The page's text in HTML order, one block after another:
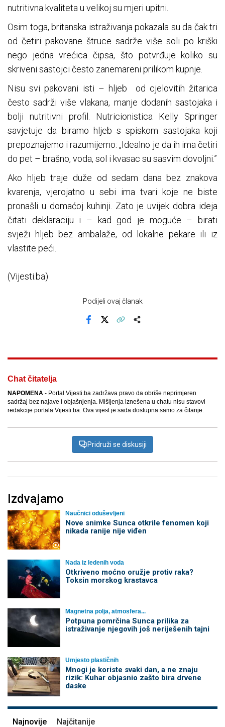
nutritivna kvaliteta u velikoj su mjeri upitni.
Osim toga, britanska istraživanja pokazala su da čak tri
od četiri pakovane štruce sadrže više soli po kriški
nego jedna vrećica čipsa, što potvrđuje koliko su
skriveni sastojci često zanemareni prilikom kupnje.
Nisu svi pakovani isti – hljeb od cjelovitih žitarica
često sadrži više vlakana, manje dodanih sastojaka i
bolji nutritivni profil. Nutricionistica Kelly Springer
savjetuje da biramo hljeb s spiskom sastojaka koji
prepoznajemo i razumijemo: „Idealno je da ih ima četiri
do pet – brašno, voda, sol i kvasac su sasvim dovoljni.”
Ako hljeb traje duže od sedam dana bez znakova
kvarenja, vjerojatno u sebi ima tvari koje ne biste
pronašli u domaćoj kuhinji. Zato je uvijek dobra ideja
čitati deklaraciju i – kad god je moguće – birati
svježi hljeb bez ambalaže, od lokalne pekare ili iz
vlastite peći.
(Vijesti.ba)
Podijeli ovaj članak
Chat čitatelja
NAPOMENA - Portal Vijesti.ba zadržava pravo da obriše neprimjeren
sadržaj bez najave i objašnjenja. Mišljenja iznešena u chatu nisu stavovi
redakcije portala Vijesti.ba. Ova vijest je sada dostupna samo za čitanje.
Pridruži se diskusiji
Izdvajamo
Naučnici oduševljeni
Nove snimke Sunca otkrile fenomen koji
nikada ranije nije viđen
Nada iz ledenih voda
Otkriveno moćno oružje protiv raka?
Toksin morskog krastavca
Magnetna polja, atmosfera...
Potpuna pomrčina Sunca prilika za
istraživanje njegovih još neriješenih tajni
Umjesto plastičnih
Mnogi je koriste svaki dan, a ne znaju
rizik: Kuhar objasnio zašto bira drvene
daske
Najnovije Najčitanije